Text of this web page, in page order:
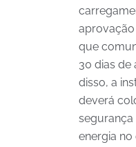
que
30 dias de
disso, a
deverá
energia no